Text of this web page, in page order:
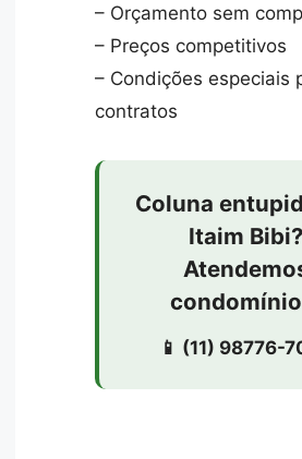
– Orçamento sem
– Preços competitivos
– Condições especiais
contratos
Coluna
Itaim Bibi?
📱 (11) 98776-